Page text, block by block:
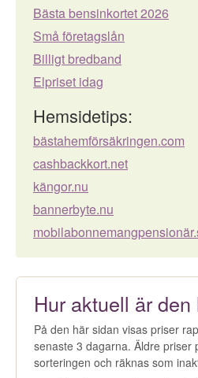
Bästa bensinkortet 2026
Små företagslån
Billigt bredband
Elpriset idag
Hemsidetips:
bästahemförsäkringen.com
cashbackkort.net
kängor.nu
bannerbyte.nu
Hur aktuell är
På den här sidan visas priser
senaste 3 dagarna. Äldre priser
sorteringen och räknas som